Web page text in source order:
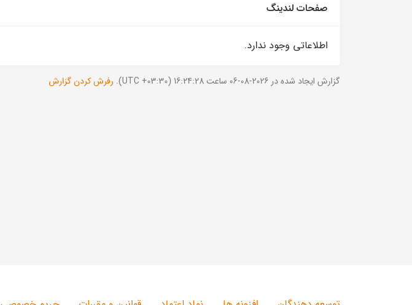
صفحات لندینگ
اطلاعاتی وجود ندارد.
گزارش ایجاد شده در 2026-08-06 ساعت 16:24:28 (UTC +03:30). رفرش کردن گزارش